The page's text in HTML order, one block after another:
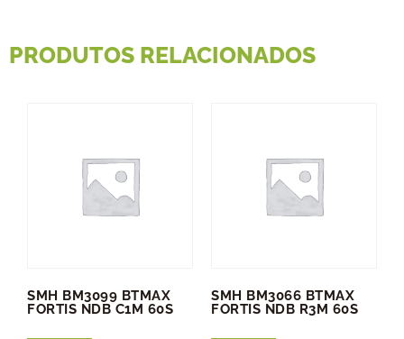
PRODUTOS RELACIONADOS
SMH BM3099 BTMAX
FORTIS NDB C1M 60S
SMH BM3066 BTMAX
FORTIS NDB R3M 60S